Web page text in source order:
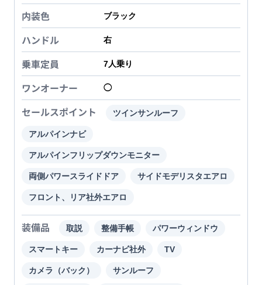
内装色 ブラック
ハンドル 右
乗車定員 7人乗り
ワンオーナー ◯
セールスポイント ツインサンルーフ
アルパインナビ
アルパインフリップダウンモニター
両側パワースライドドア サイドモデリスタエアロ
フロント、リア社外エアロ
装備品 取説 整備手帳 パワーウィンドウ
スマートキー カーナビ社外 TV
カメラ（バック） サンルーフ